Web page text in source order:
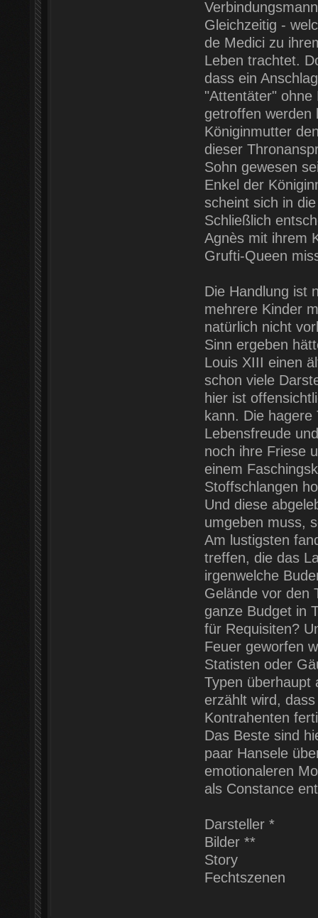
Gleichzeitig -
de Medici zu
Leben trachtet.
dass ein
"Attentäter" ohne
getroffen werden
Königinmutter
dieser
Sohn gewesen
Enkel der
scheint sich in
Schließlich
Agnès mit ihrem
Grufti-Queen
Die Handlung ist
mehrere Kinder
natürlich nicht
Sinn ergeben
Louis XIII einen
schon viele
hier ist
kann. Die
Lebensfreude
noch ihre Friese
einem
Stoffschlangen
Und diese
umgeben muss,
Am lustigsten
treffen, die das
irgenwelche
Gelände vor den
ganze Budget in
für Requisiten?
Feuer geworfen
Statisten oder
Typen überhaupt
erzählt wird,
Kontrahenten
Das Beste sind
paar Hansele
emotionaleren
als Constance
Darsteller *
Bilder **
Story
Fechtszenen